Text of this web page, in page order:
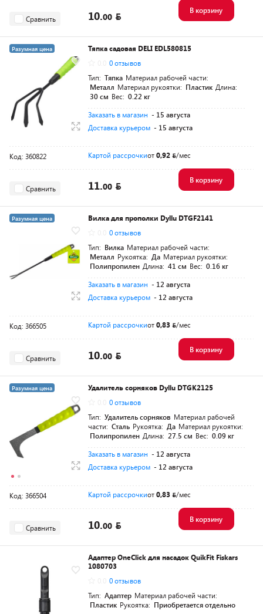
Сравнить 10.00
В корзину
Разумная цена
Тяпка садовая DELI EDL580815
0 отзывов
Тип: Тяпка Материал рабочей части:
Металл Материал рукоятки: Пластик Длина:
30 см Вес: 0.22 кг
Заказать в магазин - 15 августа
Доставка курьером - 15 августа
Код: 360822 Картой рассрочкиот0,92 /мес
Сравнить 11.00
В корзину
Разумная цена
Вилка для прополки Dyllu DTGF2141
0 отзывов
Тип: Вилка Материал рабочей части:
Металл Рукоятка: Да Материал рукоятки:
Полипропилен Длина: 41 см Вес: 0.16 кг
Заказать в магазин - 12 августа
Доставка курьером - 12 августа
Код: 366505 Картой рассрочкиот0,83 /мес
Сравнить 10.00
В корзину
Разумная цена
Удалитель сорняков Dyllu DTGK2125
0 отзывов
Тип: Удалитель сорняков Материал рабочей
части: Сталь Рукоятка: Да Материал рукоятки:
Полипропилен Длина: 27.5 см Вес: 0.09 кг
Заказать в магазин - 12 августа
Доставка курьером - 12 августа
Код: 366504 Картой рассрочкиот0,83 /мес
Сравнить 10.00
В корзину
Адаптер OneClick для насадок QuikFit Fiskars
1080703
0 отзывов
Тип: Адаптер Материал рабочей части:
Пластик Рукоятка: Приобретается отдельно